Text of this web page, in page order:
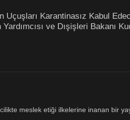
Uçuşları Karantinasız Kabul
ve Dışişleri Bakanı
meslek etiği ilkelerine inanan bir